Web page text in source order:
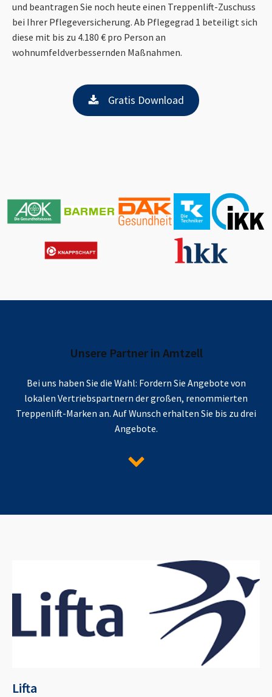
und beantragen Sie noch heute einen Treppenlift-Zuschuss
bei Ihrer Pflegeversicherung. Ab Pflegegrad 1 beteiligt sich
diese mit bis zu 4.180 € pro Person an
wohnumfeldverbessernden Maßnahmen.
Gratis Download
Unsere Partner in Amtzell
Bei uns haben Sie die Wahl: Fordern Sie Angebote von
lokalen Vertriebspartnern der großen, renommierten
Treppenlift-Marken an. Auf Wunsch erhalten Sie bis zu drei
Angebote.
Lifta